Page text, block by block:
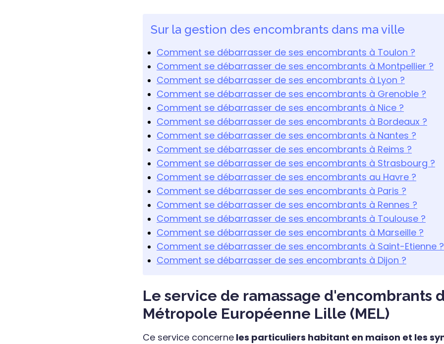
Sur la gestion des encombrants dans ma ville
Comment se débarrasser de ses encombrants à Toulon ?
Comment se débarrasser de ses encombrants à Montpellier ?
Comment se débarrasser de ses encombrants à Lyon ?
Comment se débarrasser de ses encombrants à Grenoble ?
Comment se débarrasser de ses encombrants à Nice ?
Comment se débarrasser de ses encombrants à Bordeaux ?
Comment se débarrasser de ses encombrants à Nantes ?
Comment se débarrasser de ses encombrants à Reims ?
Comment se débarrasser de ses encombrants à Strasbourg ?
Comment se débarrasser de ses encombrants au Havre ?
Comment se débarrasser de ses encombrants à Paris ?
Comment se débarrasser de ses encombrants à Rennes ?
Comment se débarrasser de ses encombrants à Toulouse ?
Comment se débarrasser de ses encombrants à Marseille ?
Comment se débarrasser de ses encombrants à Saint-Etienne ?
Comment se débarrasser de ses encombrants à Dijon ?
Le service de ramassage d'encombrants
Métropole Européenne Lille (MEL)
Ce service concerne les particuliers habitant en maison et les